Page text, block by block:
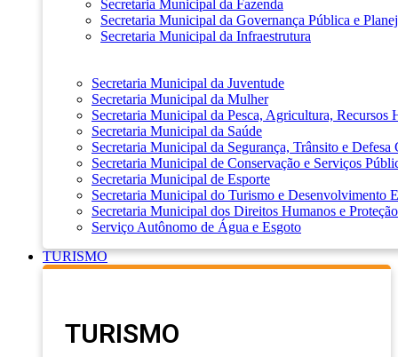
Secretaria Municipal da Fazenda
Secretaria Municipal da Governança Pública e
Secretaria Municipal da Infraestrutura
Secretaria Municipal da Juventude
Secretaria Municipal da Mulher
Secretaria Municipal da Pesca, Agricultura, Recursos
Secretaria Municipal da Saúde
Secretaria Municipal da Segurança, Trânsito e Defesa
Secretaria Municipal de Conservação e Serviços
Secretaria Municipal de Esporte
Secretaria Municipal do Turismo e Desenvolvimento
Secretaria Municipal dos Direitos Humanos e
Serviço Autônomo de Água e Esgoto
TURISMO
TURISMO